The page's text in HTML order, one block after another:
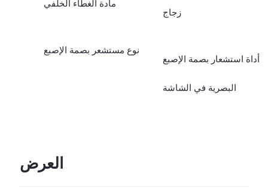
مادة الغطاء الخلفي
زجاج
نوع مستشعر بصمة الإصبع
أداة استشعار بصمة الإصبع
البصرية في الشاشة
العرض